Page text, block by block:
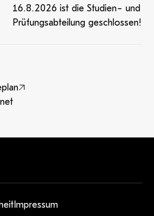
16.8.2026 ist die Studien- und
Prüfungsabteilung geschlossen!
Impressum